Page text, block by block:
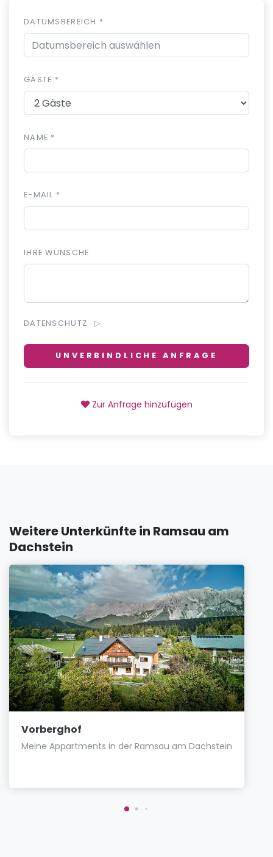
DATUMSBEREICH *
GÄSTE *
NAME *
E-MAIL *
IHRE WÜNSCHE
DATENSCHUTZ
UNVERBINDLICHE ANFRAGE
Zur Anfrage hinzufügen
Weitere Unterkünfte in Ramsau am
Dachstein
Vorberghof
Meine Appartments in der Ramsau am Dachstein